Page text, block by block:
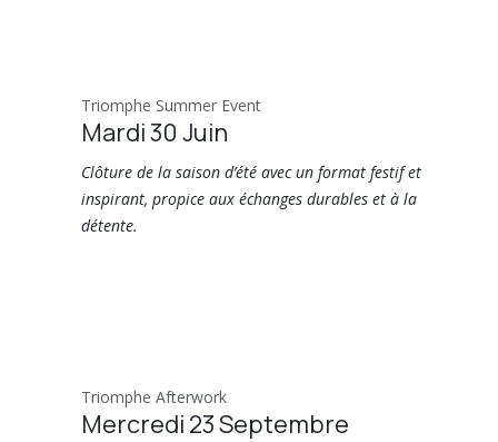
Triomphe Summer Event
Mardi 30 Juin
Clôture de la saison d’été avec un format festif et
inspirant, propice aux échanges durables et à la
détente.
Triomphe Afterwork
Mercredi 23 Septembre